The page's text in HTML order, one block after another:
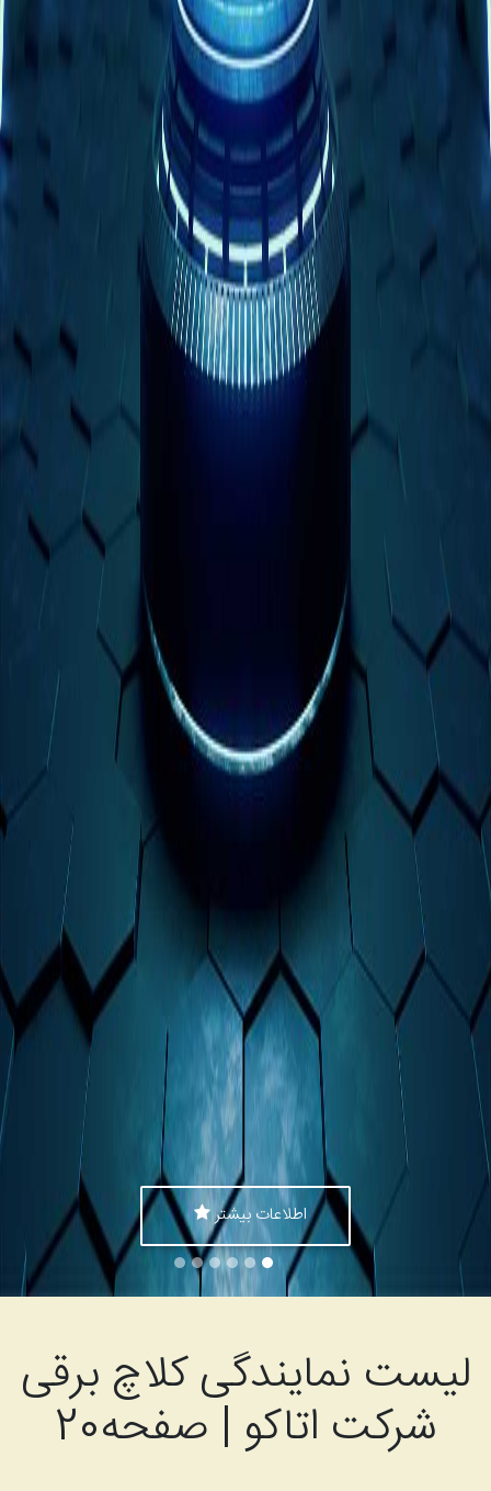
اطلاعات بیشتر
نمایندگی کلاچ برقی
شرکت اتاکو | صفحه20